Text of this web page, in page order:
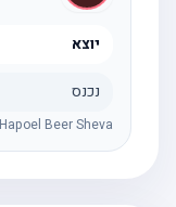
יוצא
נכנס
Hapoel Beer Sheva